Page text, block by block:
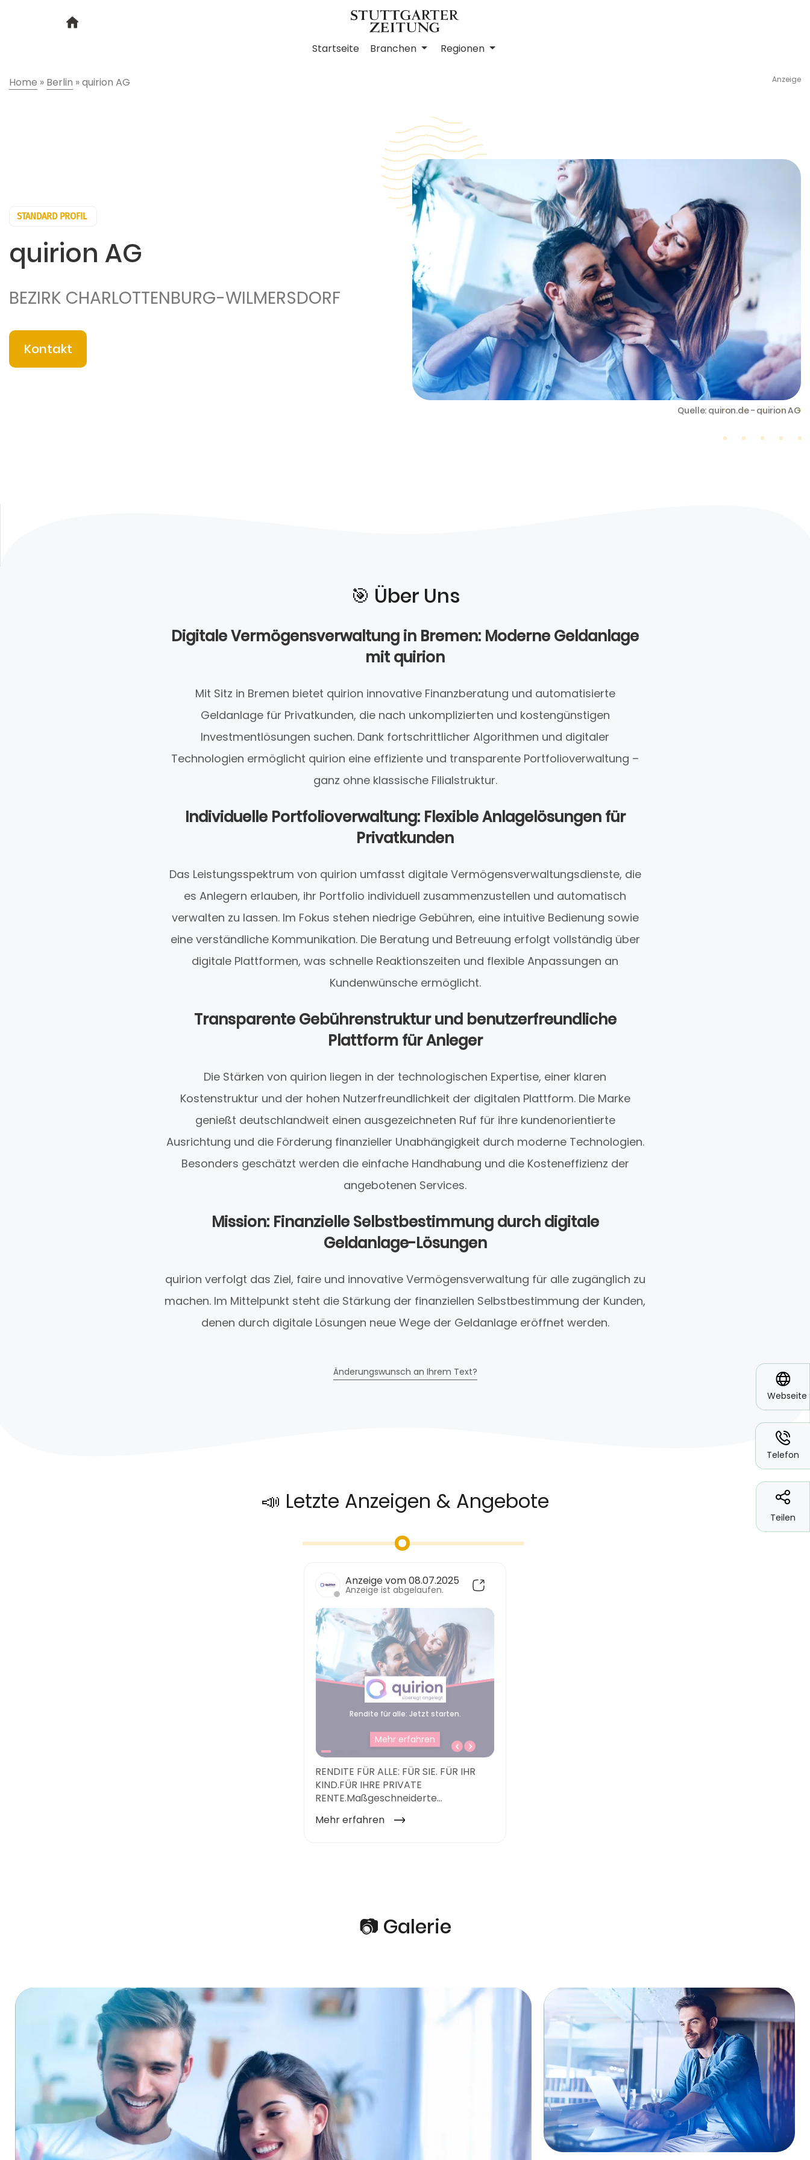
Startseite Branchen Regionen
Home » Berlin »quirion AG Anzeige
Webseite
Telefon
Teilen
STANDARD PROFIL
quirion AG
BEZIRK CHARLOTTENBURG-WILMERSDORF
Kontakt
Quelle: quiron.de - quirion AG
🎯️ Über Uns
Digitale Vermögensverwaltung in Bremen: Moderne Geldanlage
mit quirion
Mit Sitz in Bremen bietet quirion innovative Finanzberatung und automatisierte
Geldanlage für Privatkunden, die nach unkomplizierten und kostengünstigen
Investmentlösungen suchen. Dank fortschrittlicher Algorithmen und digitaler
Technologien ermöglicht quirion eine effiziente und transparente Portfolioverwaltung –
ganz ohne klassische Filialstruktur.
Individuelle Portfolioverwaltung: Flexible Anlagelösungen für
Privatkunden
Das Leistungsspektrum von quirion umfasst digitale Vermögensverwaltungsdienste, die
es Anlegern erlauben, ihr Portfolio individuell zusammenzustellen und automatisch
verwalten zu lassen. Im Fokus stehen niedrige Gebühren, eine intuitive Bedienung sowie
eine verständliche Kommunikation. Die Beratung und Betreuung erfolgt vollständig über
digitale Plattformen, was schnelle Reaktionszeiten und flexible Anpassungen an
Kundenwünsche ermöglicht.
Transparente Gebührenstruktur und benutzerfreundliche
Plattform für Anleger
Die Stärken von quirion liegen in der technologischen Expertise, einer klaren
Kostenstruktur und der hohen Nutzerfreundlichkeit der digitalen Plattform. Die Marke
genießt deutschlandweit einen ausgezeichneten Ruf für ihre kundenorientierte
Ausrichtung und die Förderung finanzieller Unabhängigkeit durch moderne Technologien.
Besonders geschätzt werden die einfache Handhabung und die Kosteneffizienz der
angebotenen Services.
Mission: Finanzielle Selbstbestimmung durch digitale
Geldanlage-Lösungen
quirion verfolgt das Ziel, faire und innovative Vermögensverwaltung für alle zugänglich zu
machen. Im Mittelpunkt steht die Stärkung der finanziellen Selbstbestimmung der Kunden,
denen durch digitale Lösungen neue Wege der Geldanlage eröffnet werden.
Änderungswunsch an Ihrem Text?
📷 Galerie